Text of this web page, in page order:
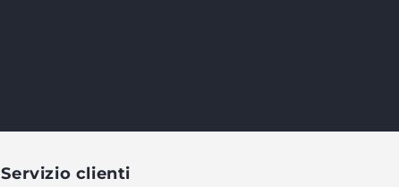
Servizio clienti